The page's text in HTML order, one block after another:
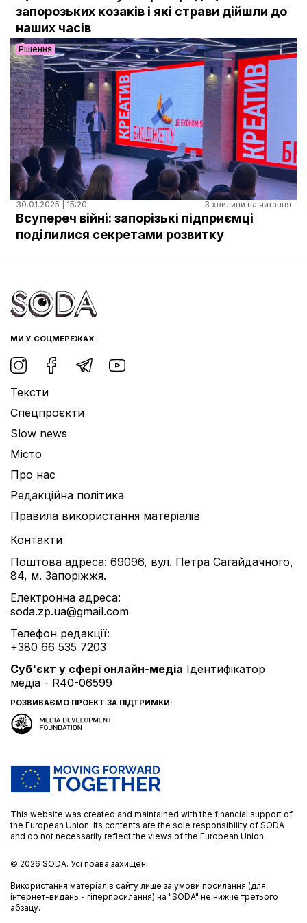
Документи
запорозьких козаків і які страви дійшли до
наших часів
Рішення
30.01.2025 | 15:20 3 хвилини на читання
Всупереч війні: запорізькі підприємці
поділилися секретами розвитку
МИ У СОЦМЕРЕЖАХ
Тексти
Спецпроєкти
Slow news
Місто
Про нас
Редакційна політика
Правила використання матеріалів
Контакти
Поштова адреса: 69096, вул. Петра Сагайдачного,
84, м. Запоріжжя.
Електронна адреса:
soda.zp.ua@gmail.com
Телефон редакції:
+380 66 535 7203
Cуб'єкт у сфері онлайн-медіа Ідентифікатор
медіа - R40-06599
РОЗВИВАЄМО ПРОЕКТ ЗА ПІДТРИМКИ:
This website was created and maintained with the financial support of
the European Union. Its contents are the sole responsibility of SODA
and do not necessarily reflect the views of the European Union.
© 2026 SODA. Усі права захищені.
Використання матеріалів сайту лише за умови посилання (для
інтернет-видань - гіперпосилання) на "SODA" не нижче третього
абзацу.